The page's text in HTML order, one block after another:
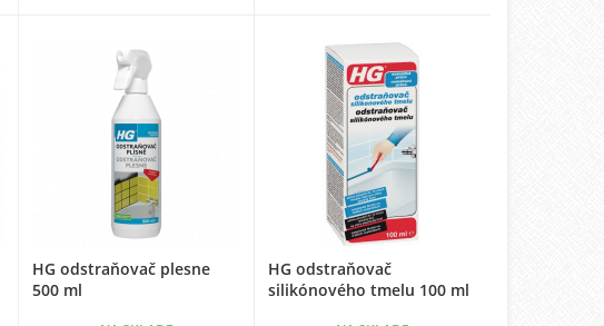
HG odstraňovač plesne
500 ml
HG odstraňovač
silikónového tmelu 100 ml